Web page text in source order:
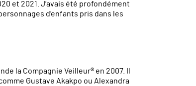
et 2021. J’avais été profondément
d’enfants pris dans les
la Compagnie Veilleur® en 2007. Il
Gustave Akakpo ou Alexandra